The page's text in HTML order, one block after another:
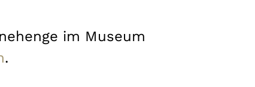
im Museum
.